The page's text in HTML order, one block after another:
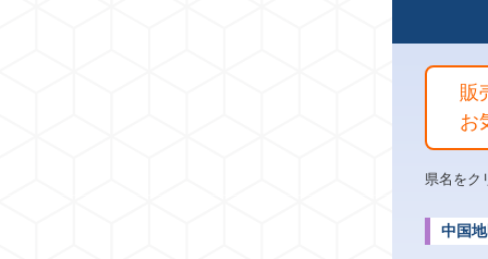
販
お
県名をク
中国